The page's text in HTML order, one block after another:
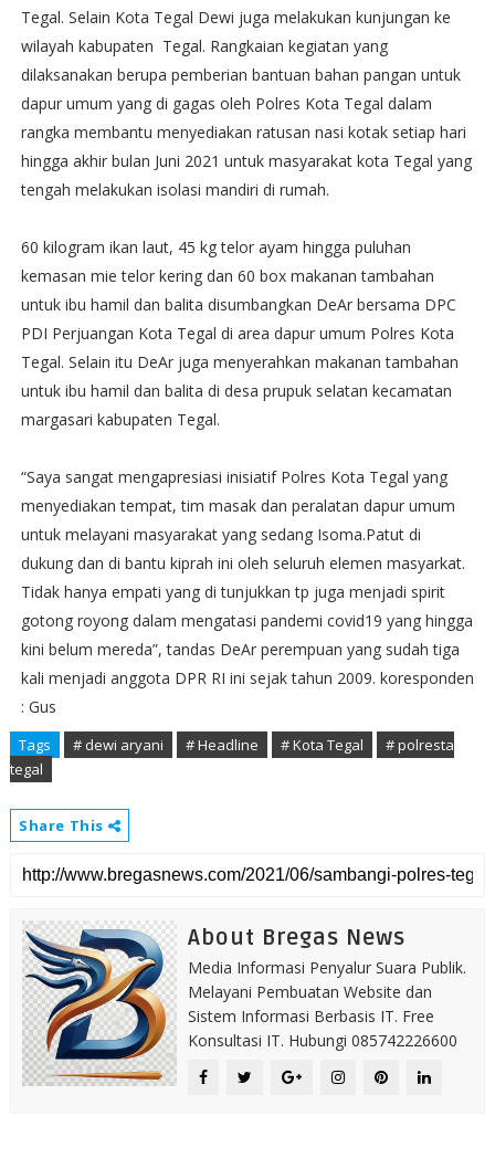
Tegal. Selain Kota Tegal Dewi juga melakukan kunjungan ke
wilayah kabupaten Tegal. Rangkaian kegiatan yang
dilaksanakan berupa pemberian bantuan bahan pangan untuk
dapur umum yang di gagas oleh Polres Kota Tegal dalam
rangka membantu menyediakan ratusan nasi kotak setiap hari
hingga akhir bulan Juni 2021 untuk masyarakat kota Tegal yang
tengah melakukan isolasi mandiri di rumah.
60 kilogram ikan laut, 45 kg telor ayam hingga puluhan
kemasan mie telor kering dan 60 box makanan tambahan
untuk ibu hamil dan balita disumbangkan DeAr bersama DPC
PDI Perjuangan Kota Tegal di area dapur umum Polres Kota
Tegal. Selain itu DeAr juga menyerahkan makanan tambahan
untuk ibu hamil dan balita di desa prupuk selatan kecamatan
margasari kabupaten Tegal.
“Saya sangat mengapresiasi inisiatif Polres Kota Tegal yang
menyediakan tempat, tim masak dan peralatan dapur umum
untuk melayani masyarakat yang sedang Isoma.Patut di
dukung dan di bantu kiprah ini oleh seluruh elemen masyarkat.
Tidak hanya empati yang di tunjukkan tp juga menjadi spirit
gotong royong dalam mengatasi pandemi covid19 yang hingga
kini belum mereda”, tandas DeAr perempuan yang sudah tiga
kali menjadi anggota DPR RI ini sejak tahun 2009. koresponden
: Gus
Tags # dewi aryani # Headline # Kota Tegal
# polresta
tegal
Share This
About Bregas News
Media Informasi Penyalur Suara Publik.
Melayani Pembuatan Website dan
Sistem Informasi Berbasis IT. Free
Konsultasi IT. Hubungi 085742226600